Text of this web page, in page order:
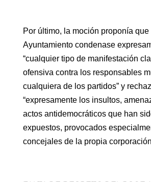
Por último, la moción proponía que
Ayuntamiento condenase
“cualquier tipo de manifestación
ofensiva contra los responsables
cualquiera de los partidos” y
“expresamente los insultos,
actos antidemocráticos que han
expuestos, provocados
concejales de la propia